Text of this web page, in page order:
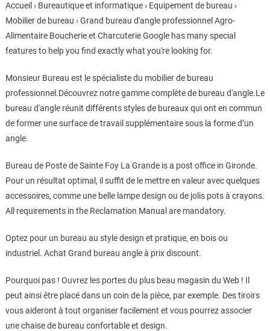
Accueil › Bureautique et informatique › Equipement de bureau ›
Mobilier de bureau › Grand bureau d'angle professionnel Agro-
Alimentaire Boucherie et Charcuterie Google has many special
features to help you find exactly what you're looking for.
Monsieur Bureau est le spécialiste du mobilier de bureau
professionnel.Découvrez notre gamme complète de bureau d'angle.Le
bureau d'angle réunit différents styles de bureaux qui ont en commun
de former une surface de travail supplémentaire sous la forme d’un
angle.
Bureau de Poste de Sainte Foy La Grande is a post office in Gironde.
Pour un résultat optimal, il suffit de le mettre en valeur avec quelques
accessoires, comme une belle lampe design ou de jolis pots à crayons.
All requirements in the Reclamation Manual are mandatory.
Optez pour un bureau au style design et pratique, en bois ou
industriel. Achat Grand bureau angle à prix discount.
Pourquoi pas ! Ouvrez les portes du plus beau magasin du Web ! Il
peut ainsi être placé dans un coin de la pièce, par exemple. Des tiroirs
vous aideront à tout organiser facilement et vous pourrez associer
une chaise de bureau confortable et design.